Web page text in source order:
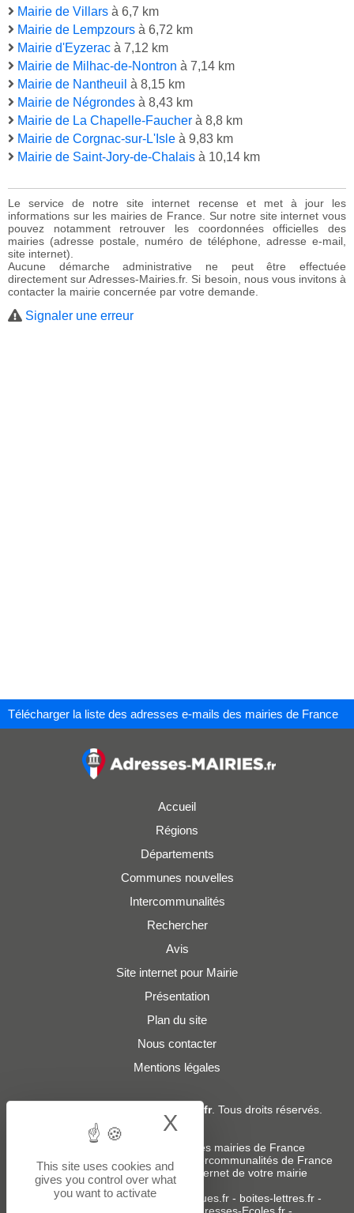
Mairie de Villars à 6,7 km
Mairie de Lempzours à 6,72 km
Mairie d'Eyzerac à 7,12 km
Mairie de Milhac-de-Nontron à 7,14 km
Mairie de Nantheuil à 8,15 km
Mairie de Négrondes à 8,43 km
Mairie de La Chapelle-Faucher à 8,8 km
Mairie de Corgnac-sur-L'Isle à 9,83 km
Mairie de Saint-Jory-de-Chalais à 10,14 km
Le service de notre site internet recense et met à jour les
informations sur les mairies de France. Sur notre site internet vous
pouvez notamment retrouver les coordonnées officielles des
mairies (adresse postale, numéro de téléphone, adresse e-mail,
site internet).
Aucune démarche administrative ne peut être effectuée
directement sur Adresses-Mairies.fr. Si besoin, nous vous invitons à
contacter la mairie concernée par votre demande.
Signaler une erreur
Télécharger la liste des adresses e-mails des mairies de France
Accueil
Régions
Départements
Communes nouvelles
Intercommunalités
Rechercher
Avis
Site internet pour Mairie
Présentation
Plan du site
Nous contacter
Mentions légales
Adresses-Mairies.fr. Tous droits réservés.
Services :
Liste des adresses e-mails des mairies de France
Liste des adresses e-mails des intercommunalités de France
-Création ou refonte du site internet de votre mairie
Sites partenaires:donneespubliques.fr- boites-lettres.fr-
This site uses cookies and
gives you control over what
you want to activate
X